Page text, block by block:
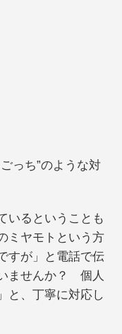
っち”のような対
いるということも
ミヤモトという方
すが」と電話で伝
ませんか？ 個人
と、丁寧に対応し